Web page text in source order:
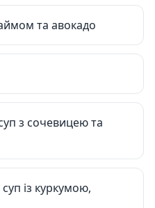
та авокадо
з сочевицею та
із куркумою,